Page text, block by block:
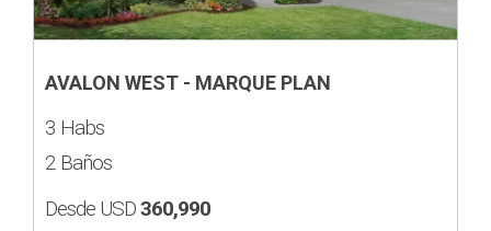
AVALON WEST - MARQUE PLAN
3 Habs
2 Baños
Desde USD360,990